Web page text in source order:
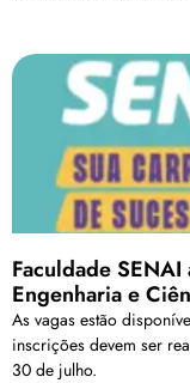
Faculdade
Engenharia e
As vagas estão
inscrições devem ser
30 de julho.